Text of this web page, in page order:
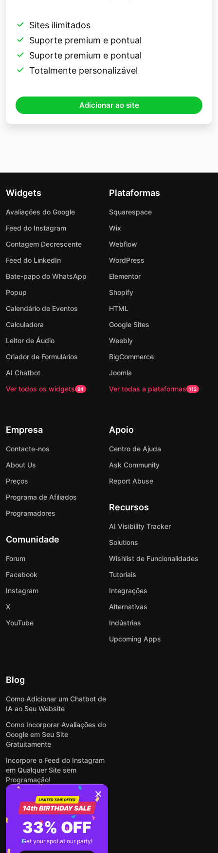
Sites ilimitados
Suporte premium e pontual
Suporte premium e pontual
Totalmente personalizável
Adicionar ao site
Widgets
Avaliações do Google
Feed do Instagram
Contagem Decrescente
Feed do LinkedIn
Bate-papo do WhatsApp
Popup
Calendário de Eventos
Calculadora
Leitor de Áudio
Criador de Formulários
AI Chatbot
Ver todos os widgets 94
Plataformas
Squarespace
Wix
Webflow
WordPress
Elementor
Shopify
HTML
Google Sites
Weebly
BigCommerce
Joomla
Ver todas a plataformas 112
Empresa
Contacte-nos
About Us
Preços
Programa de Afiliados
Programadores
Comunidade
Forum
Facebook
Instagram
X
YouTube
Apoio
Centro de Ajuda
Ask Community
Report Abuse
Recursos
AI Visibility Tracker
Solutions
Wishlist de Funcionalidades
Tutoriais
Integrações
Alternativas
Indústrias
Upcoming Apps
Blog
Como Adicionar um Chatbot de
IA ao Seu Website
Como Incorporar Avaliações do
Google em Seu Site
Gratuitamente
Incorpore o Feed do Instagram
em Qualquer Site sem
Programação!
Como Incorporar Formulários
em Qualquer Site Online e
Gratuitamente
Como Criar Formulário para
WordPress: Simples e Rápido
33% OFF
Get your spot at our party!